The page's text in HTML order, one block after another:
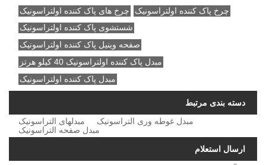
چرخ های پاک کننده اولتراسونیک
چرخ پاک کننده اولتراسونیک
شستشوی پاک کننده اولتراسونیک
صفحه وینیل پاک کننده اولتراسونیک
مبدل پاک کننده اولتراسونیک 40 کیلو هرتز
مبدل پاک کننده اولتراسونیک
دسته بندی مرتبط
مبدلهای التراسونیک
مبدل غوطه وری التراسونیک
مبدل صفحه التراسونیک
ارسال استعلام